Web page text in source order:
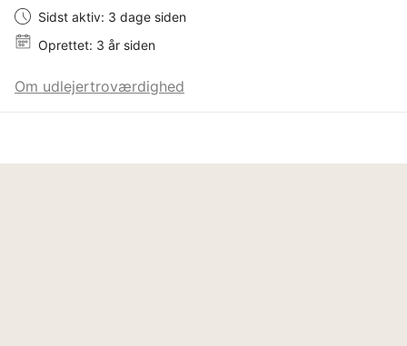
Sidst aktiv: 3 dage siden
Oprettet: 3 år siden
Om udlejertroværdighed